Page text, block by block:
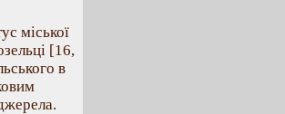
міської
[16,
в